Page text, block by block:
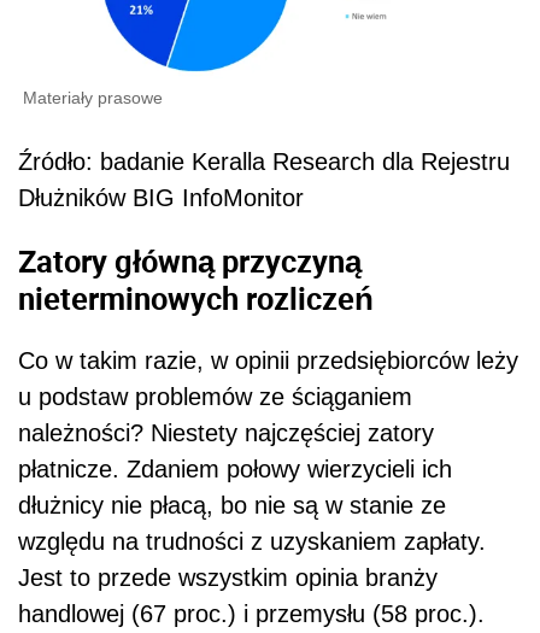
Materiały prasowe
Źródło: badanie Keralla Research dla Rejestru
Dłużników BIG InfoMonitor
Zatory główną przyczyną
nieterminowych rozliczeń
Co w takim razie, w opinii przedsiębiorców leży
u podstaw problemów ze ściąganiem
należności? Niestety najczęściej zatory
płatnicze. Zdaniem połowy wierzycieli ich
dłużnicy nie płacą, bo nie są w stanie ze
względu na trudności z uzyskaniem zapłaty.
Jest to przede wszystkim opinia branży
handlowej (67 proc.) i przemysłu (58 proc.).